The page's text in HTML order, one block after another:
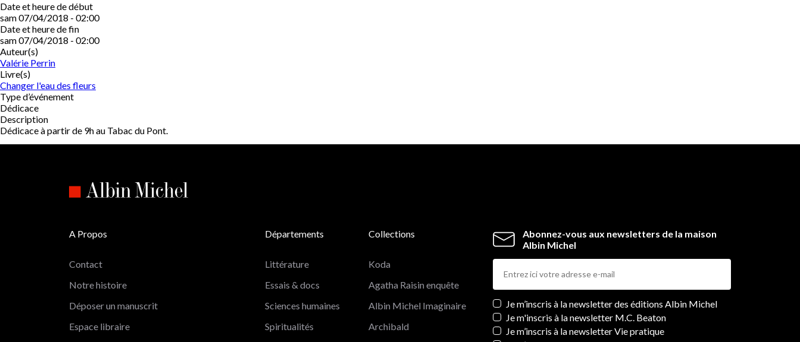
Date et heure de début
sam 07/04/2018 - 02:00
Date et heure de fin
sam 07/04/2018 - 02:00
Auteur(s)
Valérie Perrin
Livre(s)
Changer l'eau des fleurs
Type d’événement
Dédicace
Description
Dédicace à partir de 9h au Tabac du Pont.
Abonnez-vous aux newsletters de la maison
Albin Michel
Newsletters
Je m’inscris à la newsletter des éditions Albin Michel
Je m'inscris à la newsletter M.C. Beaton
Je m’inscris à la newsletter Vie pratique
A Propos
Contact
Notre histoire
Déposer un manuscrit
Espace libraire
Départements
Littérature
Essais & docs
Sciences humaines
Spiritualités
Collections
Koda
Agatha Raisin enquête
Albin Michel Imaginaire
Archibald